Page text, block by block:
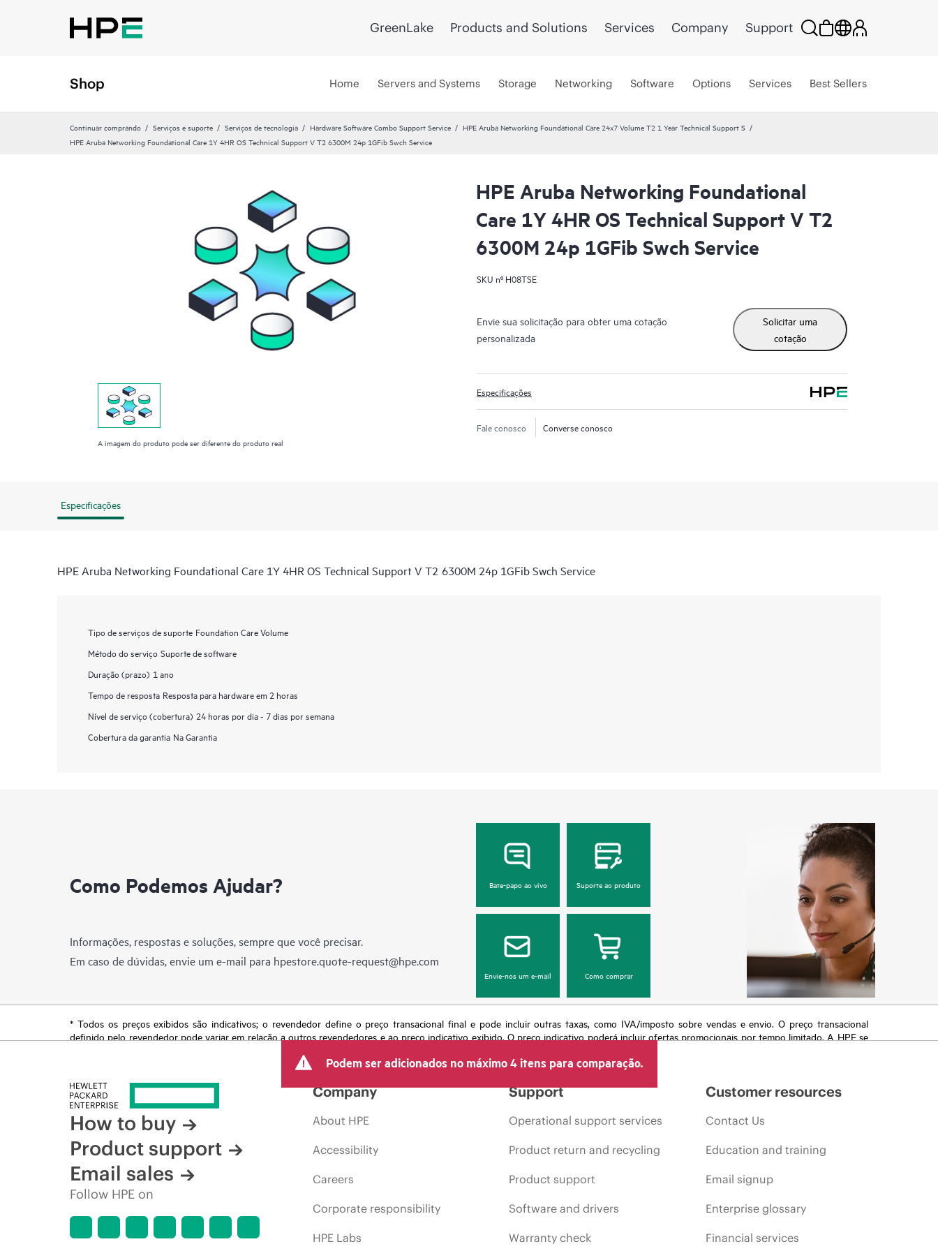
GreenLake Products and Solutions Services Company Support
Shop Home Servers and Systems Storage Networking Software Options Services Best Sellers
Continuar comprando Serviços e suporte Serviços de tecnologia Hardware Software Combo Support Service
HPE Aruba Networking Foundational Care 24x7 Volume T2 1 Year Technical Support S
HPE Aruba Networking Foundational Care 1Y 4HR OS Technical Support V T2 6300M 24p 1GFib Swch Service
A imagem do produto pode ser diferente do produto real
HPE Aruba Networking Foundational
Care 1Y 4HR OS Technical Support V T2
6300M 24p 1GFib Swch Service
SKU nº H08TSE
Envie sua solicitação para obter uma cotação
personalizada
Solicitar uma
cotação
Especificações
Fale conosco Converse conosco
Especificações
HPE Aruba Networking Foundational Care 1Y 4HR OS Technical Support V T2 6300M 24p 1GFib Swch Service
Tipo de serviços de suporte Foundation Care Volume
Método do serviço Suporte de software
Duração (prazo) 1 ano
Tempo de resposta Resposta para hardware em 2 horas
Nível de serviço (cobertura) 24 horas por dia - 7 dias por semana
Cobertura da garantia Na Garantia
Como Podemos Ajudar?
Informações, respostas e soluções, sempre que você precisar.
Em caso de dúvidas, envie um e-mail para hpestore.quote-request@hpe.com
Bate-papo ao vivo Suporte ao produto
Envie-nos um e-mail Como comprar
* Todos os preços exibidos são indicativos; o revendedor define o preço transacional final e pode incluir outras taxas, como IVA/imposto sobre vendas e envio. O preço transacional
definido pelo revendedor pode variar em relação a outros revendedores e ao preço indicativo exibido. O preço indicativo poderá incluir ofertas promocionais por tempo limitado. A HPE se
de produtos restrita, promoção no fim da vida útil e erros em anúncios.Podem ser adicionados no máximo 4 itens para comparação.
How to buy
Product support
Email sales
Follow HPE on
Company
About HPE
Accessibility
Careers
Corporate responsibility
HPE Labs
Support
Operational support services
Product return and recycling
Product support
Software and drivers
Warranty check
Customer resources
Contact Us
Education and training
Email signup
Enterprise glossary
Financial services